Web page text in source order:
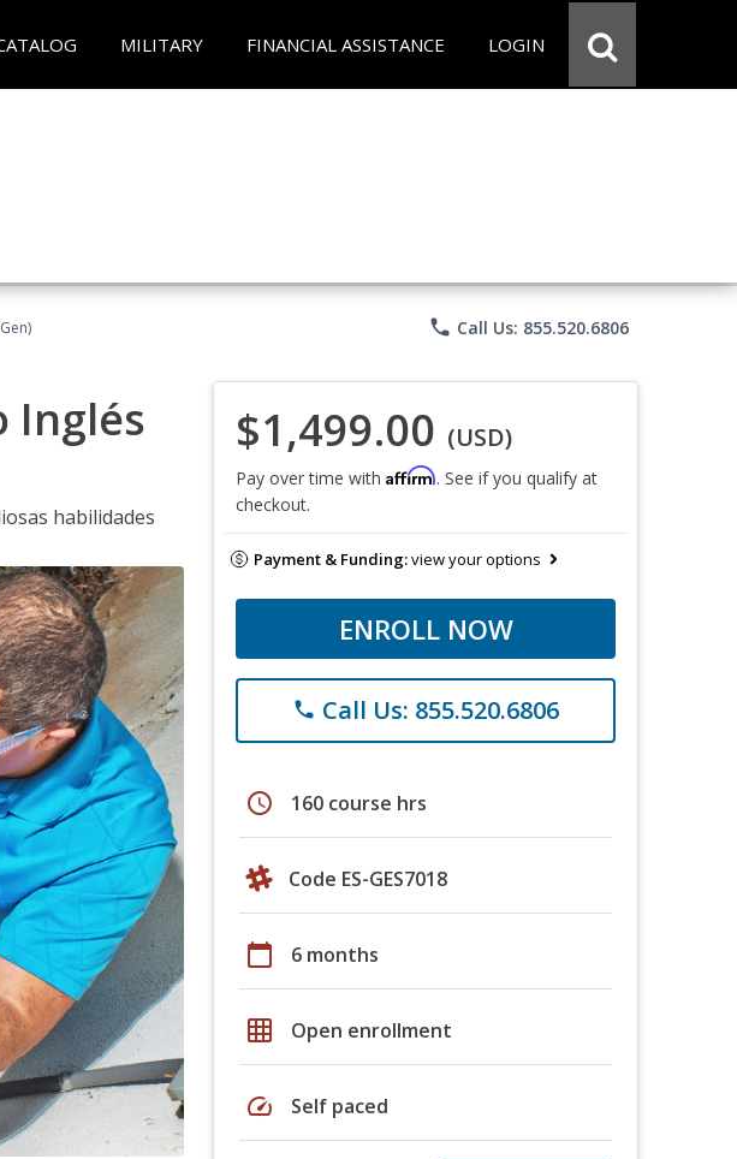
MILITARY FINANCIAL ASSISTANCE LOGIN
phone Call Us: 855.520.6806
Inglés
habilidades
$1,499.00 (USD)
Pay over time with Affirm. See if you qualify at
checkout.
Payment & Funding:view your options
ENROLL NOW
phone Call Us: 855.520.6806
schedule 160 course hrs
Code ES-GES7018
calendar_today 6 months
grid_on Open enrollment
speed Self paced